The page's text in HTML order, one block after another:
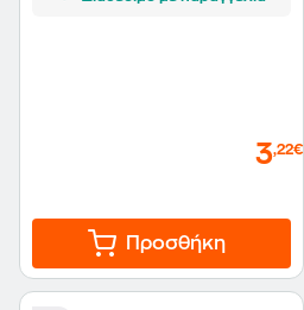
3,22€
Προσθήκη